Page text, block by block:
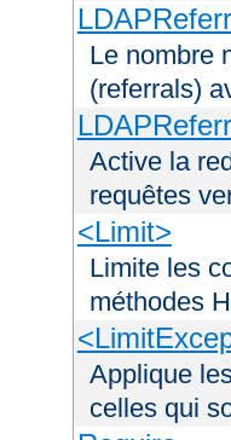
Le nombre
(referrals)
Active la
requêtes
<Limit>
Limite les
méthodes
Applique
celles qui